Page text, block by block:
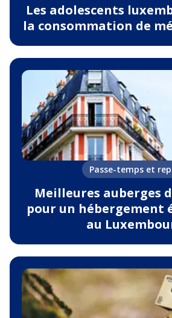
Les adolescents
la consommation de
Passe-temps et
Meilleures auberges
pour un hébergement
au